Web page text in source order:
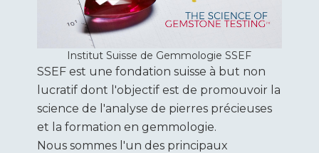
Institut Suisse de Gemmologie SSEF
SSEF est une fondation suisse à but non
lucratif dont l'objectif est de promouvoir la
science de l'analyse de pierres précieuses
et la formation en gemmologie.
Nous sommes l'un des principaux